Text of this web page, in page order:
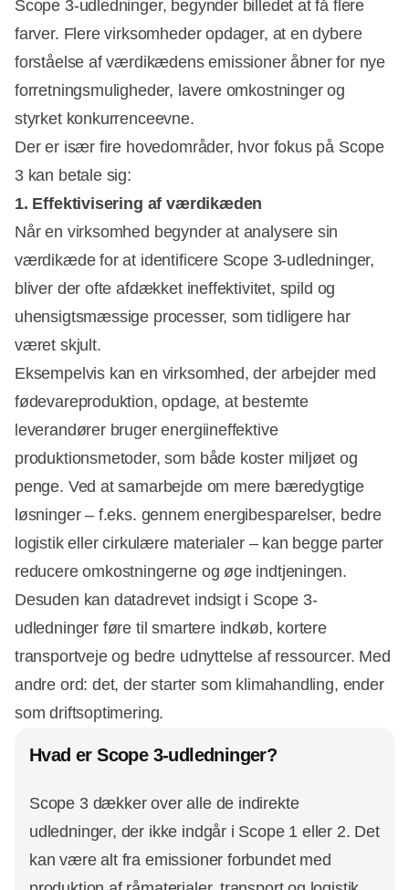
Scope 3-udledninger, begynder billedet at få flere
farver. Flere virksomheder opdager, at en dybere
forståelse af værdikædens emissioner åbner for nye
forretningsmuligheder, lavere omkostninger og
styrket konkurrenceevne.
Der er især fire hovedområder, hvor fokus på Scope
3 kan betale sig:
1. Effektivisering af værdikæden
Når en virksomhed begynder at analysere sin
værdikæde for at identificere Scope 3-udledninger,
bliver der ofte afdækket ineffektivitet, spild og
uhensigtsmæssige processer, som tidligere har
været skjult.
Eksempelvis kan en virksomhed, der arbejder med
fødevareproduktion, opdage, at bestemte
leverandører bruger energiineffektive
produktionsmetoder, som både koster miljøet og
penge. Ved at samarbejde om mere bæredygtige
løsninger – f.eks. gennem energibesparelser, bedre
logistik eller cirkulære materialer – kan begge parter
reducere omkostningerne og øge indtjeningen.
Desuden kan datadrevet indsigt i Scope 3-
udledninger føre til smartere indkøb, kortere
transportveje og bedre udnyttelse af ressourcer. Med
andre ord: det, der starter som klimahandling, ender
som driftsoptimering.
Hvad er Scope 3-udledninger?
Scope 3 dækker over alle de indirekte
udledninger, der ikke indgår i Scope 1 eller 2. Det
kan være alt fra emissioner forbundet med